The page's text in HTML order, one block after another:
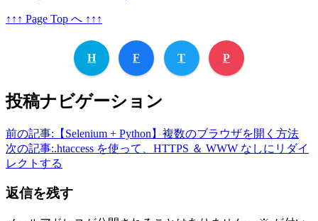
↑↑↑ Page Top へ ↑↑↑
H F T P
投稿ナビゲーション
前の記事: 【Selenium + Python】複数のブラウザを開く方法
次の記事:.htaccess を使って、HTTPS ＆ WWW なしにリダイ
レクトする
返信を残す